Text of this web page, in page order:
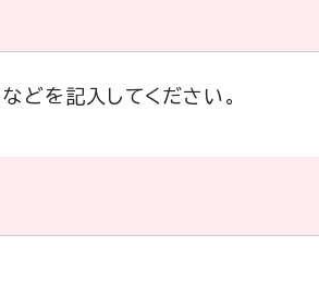
どを記入してください。